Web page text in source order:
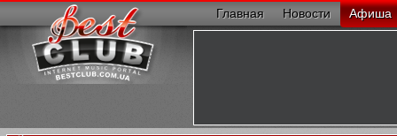
Главная Новости Афиша